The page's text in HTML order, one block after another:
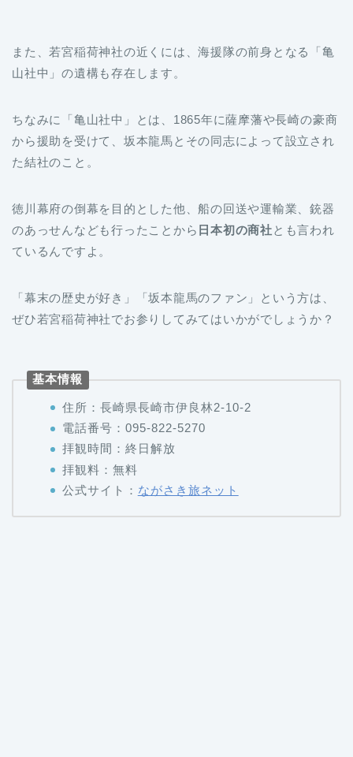
また、若宮稲荷神社の近くには、海援隊の前身となる「亀
山社中」の遺構も存在します。
ちなみに「亀山社中」とは、1865年に薩摩藩や長崎の豪商
から援助を受けて、坂本龍馬とその同志によって設立され
た結社のこと。
徳川幕府の倒幕を目的とした他、船の回送や運輸業、銃器
のあっせんなども行ったことから 日本初の商社とも言われ
ているんですよ。
「幕末の歴史が好き」「坂本龍馬のファン」という方は、
ぜひ若宮稲荷神社でお参りしてみてはいかがでしょうか？
基本情報
住所：長崎県長崎市伊良林2-10-2
電話番号：095-822-5270
拝観時間：終日解放
拝観料：無料
公式サイト： ながさき旅ネット